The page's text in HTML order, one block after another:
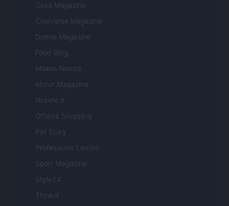
Casa Magazine
Cineverse Magazine
Donne Magazine
Food Blog
Milano Notizie
Motor Magazine
Notizie.it
Offerte Shopping
Pet Story
Professione Lavoro
Sport Magazine
Style24
Think.it